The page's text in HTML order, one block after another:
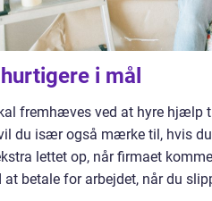
i mål
fremhæves ved at hyre hjælp
du især også mærke til, hvis
lettet op, når firmaet
betale for arbejdet, når du